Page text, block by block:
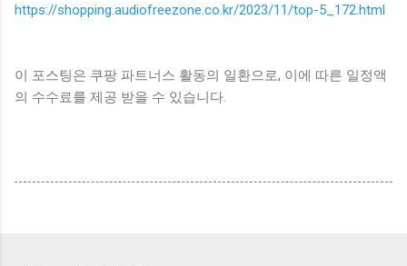
https://shopping.audiofreezone.co.kr/2023/11/top-5_172.html
이 포스팅은 쿠팡 파트너스 활동의 일환으로, 이에 따른 일정액
의 수수료를 제공 받을 수 있습니다.